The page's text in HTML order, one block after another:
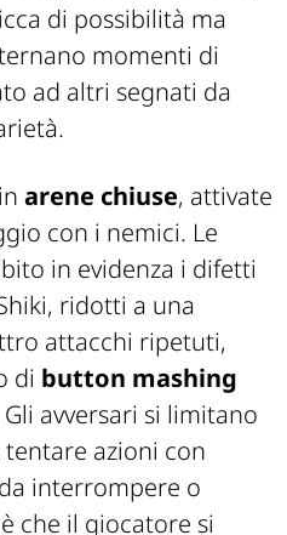
di possibilità ma
momenti di
ad altri segnati da
arene chiuse, attivate
con i nemici. Le
in evidenza i difetti
ridotti a una
attacchi ripetuti,
di button mashing
avversari si limitano
azioni con
interrompere o
che il giocatore si